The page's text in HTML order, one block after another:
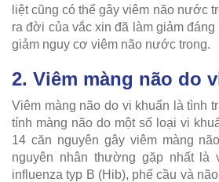
liệt cũng có thể gây viêm não nước
ra đời của vắc xin đã làm giảm
giảm nguy cơ viêm não nước trong.
2. Viêm màng não do
Viêm màng não do vi khuẩn là tình
tính màng não do một số loại vi
14 căn nguyên gây viêm màng
nguyên nhân thường gặp nhất là
influenza typ B (Hib), phế cầu và